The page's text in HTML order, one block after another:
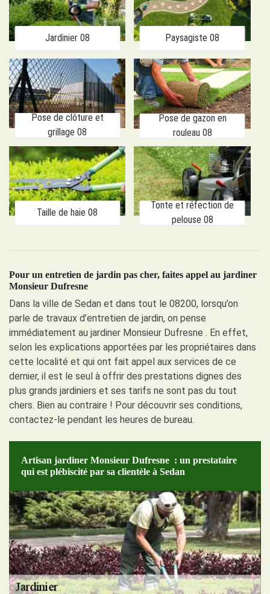
Jardinier 08 Paysagiste 08
Pose de clôture et
grillage 08
Pose de gazon en
rouleau 08
Taille de haie 08
Tonte et réfection de
pelouse 08
Pour un entretien de jardin pas cher, faites appel au jardiner
Monsieur Dufresne
Dans la ville de Sedan et dans tout le 08200, lorsqu’on
parle de travaux d’entretien de jardin, on pense
immédiatement au jardiner Monsieur Dufresne . En effet,
selon les explications apportées par les propriétaires dans
cette localité et qui ont fait appel aux services de ce
dernier, il est le seul à offrir des prestations dignes des
plus grands jardiniers et ses tarifs ne sont pas du tout
chers. Bien au contraire ! Pour découvrir ses conditions,
contactez-le pendant les heures de bureau.
Artisan jardiner Monsieur Dufresne : un prestataire
qui est plébiscité par sa clientèle à Sedan